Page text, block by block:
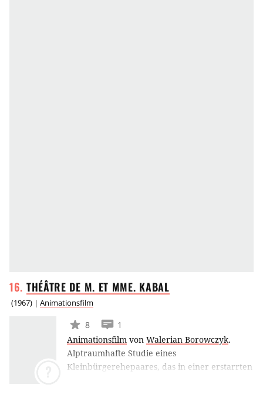
THÉÂTRE DE M. ET MME. KABAL
(1967) | Animationsfilm
8
1
Animationsfilm von Walerian Borowczyk.
Alptraumhafte Studie eines
Kleinbürgerehepaares, das in einer erstarrten